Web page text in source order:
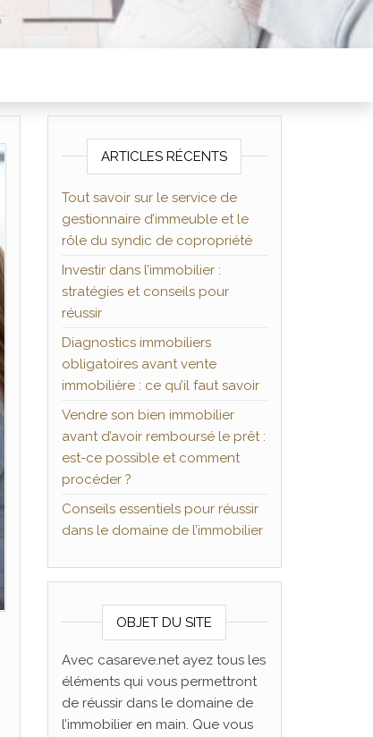
ARTICLES RÉCENTS
Tout savoir sur le service de
gestionnaire d’immeuble et le
rôle du syndic de copropriété
Investir dans l’immobilier :
stratégies et conseils pour
réussir
Diagnostics immobiliers
obligatoires avant vente
immobilière : ce qu’il faut savoir
Vendre son bien immobilier
avant d’avoir remboursé le prêt :
est-ce possible et comment
procéder ?
Conseils essentiels pour réussir
dans le domaine de l’immobilier
OBJET DU SITE
Avec casareve.net ayez tous les
éléments qui vous permettront
de réussir dans le domaine de
l’immobilier en main. Que vous